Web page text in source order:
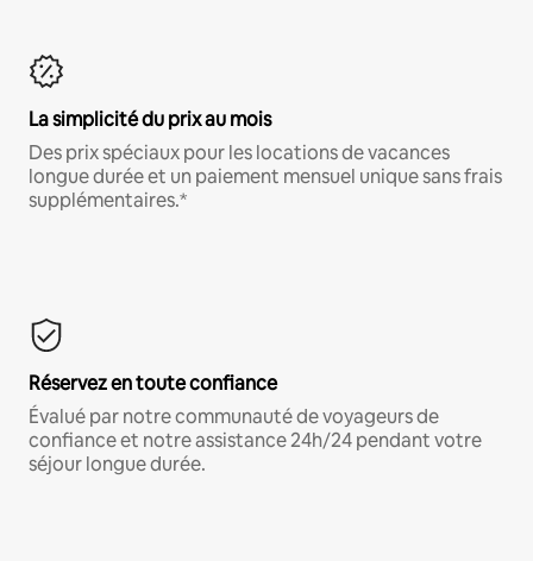
La simplicité du prix au mois
Des prix spéciaux pour les locations de vacances
longue durée et un paiement mensuel unique sans frais
supplémentaires.*
Réservez en toute confiance
Évalué par notre communauté de voyageurs de
confiance et notre assistance 24h/24 pendant votre
séjour longue durée.